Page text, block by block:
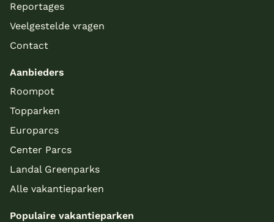
Reportages
Veelgestelde vragen
Contact
Aanbieders
Roompot
Topparken
Europarcs
Center Parcs
Landal Greenparks
Alle vakantieparken
Populaire vakantieparken